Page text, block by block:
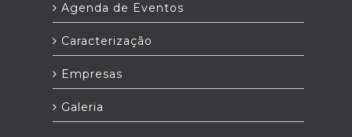
Agenda de Eventos
Caracterização
Empresas
Galeria